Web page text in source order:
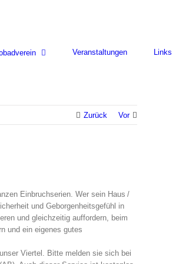
Veranstaltungen Links
Zurück Vor
Einbruchserien. Wer sein Haus /
und Geborgenheitsgefühl in
und gleichzeitig auffordern, beim
und ein eigenes gutes
Viertel. Bitte melden sie sich bei